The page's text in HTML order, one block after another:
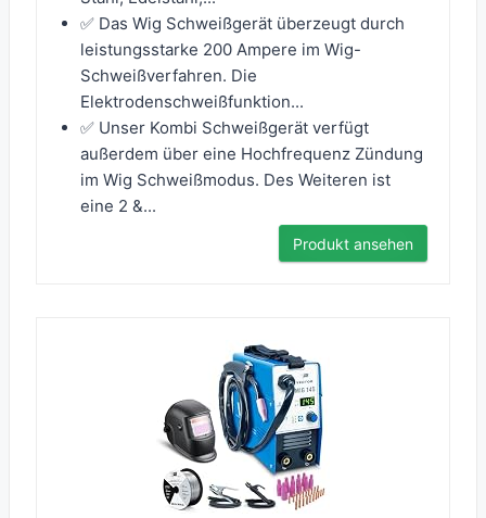
✅ Das Wig Schweißgerät überzeugt durch
leistungsstarke 200 Ampere im Wig-
Schweißverfahren. Die
Elektrodenschweißfunktion...
✅ Unser Kombi Schweißgerät verfügt
außerdem über eine Hochfrequenz Zündung
im Wig Schweißmodus. Des Weiteren ist
eine 2 &...
Produkt ansehen